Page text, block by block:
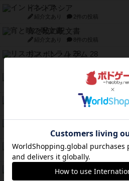
インドネシア
紹介文あり 2件の投稿
宵と暁の呪文書
紹介文あり 8件の投稿
リスボン・トラム 28
1件の投稿
1件の投稿
紹介文なし 1件の投稿
スモールワールド
紹介文あり 13件の投稿
ギャンブラー